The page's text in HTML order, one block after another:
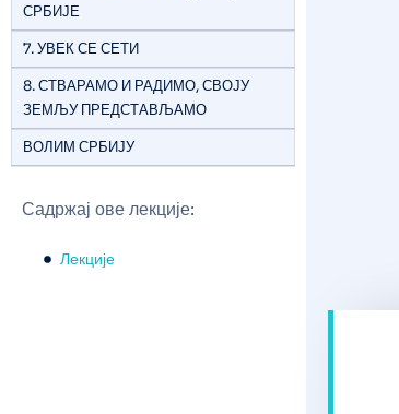
СРБИЈЕ
7. УВЕК СЕ СЕТИ
8. СТВАРАМО И РАДИМО, СВОЈУ
ЗЕМЉУ ПРЕДСТАВЉАМО
ВОЛИМ СРБИЈУ
Садржај ове лекције:
Лекције